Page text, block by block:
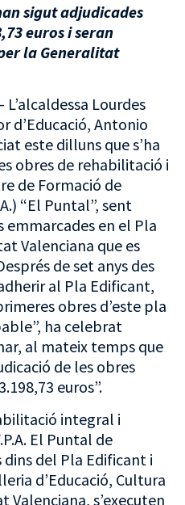
sigut adjudicades
euros i seran
la Generalitat
Lourdes
d’Educació, Antonio
este dilluns que s’ha
obres de rehabilitació i
de Formació de
“El Puntal”, sent
emmarcades en el Pla
Valenciana que es
de set anys des
al Pla Edificant,
obres d’este pla
ha celebrat
al mateix temps que
de les obres
euros”.
integral i
El Puntal de
del Pla Edificant i
d’Educació, Cultura
Valenciana, s’executen